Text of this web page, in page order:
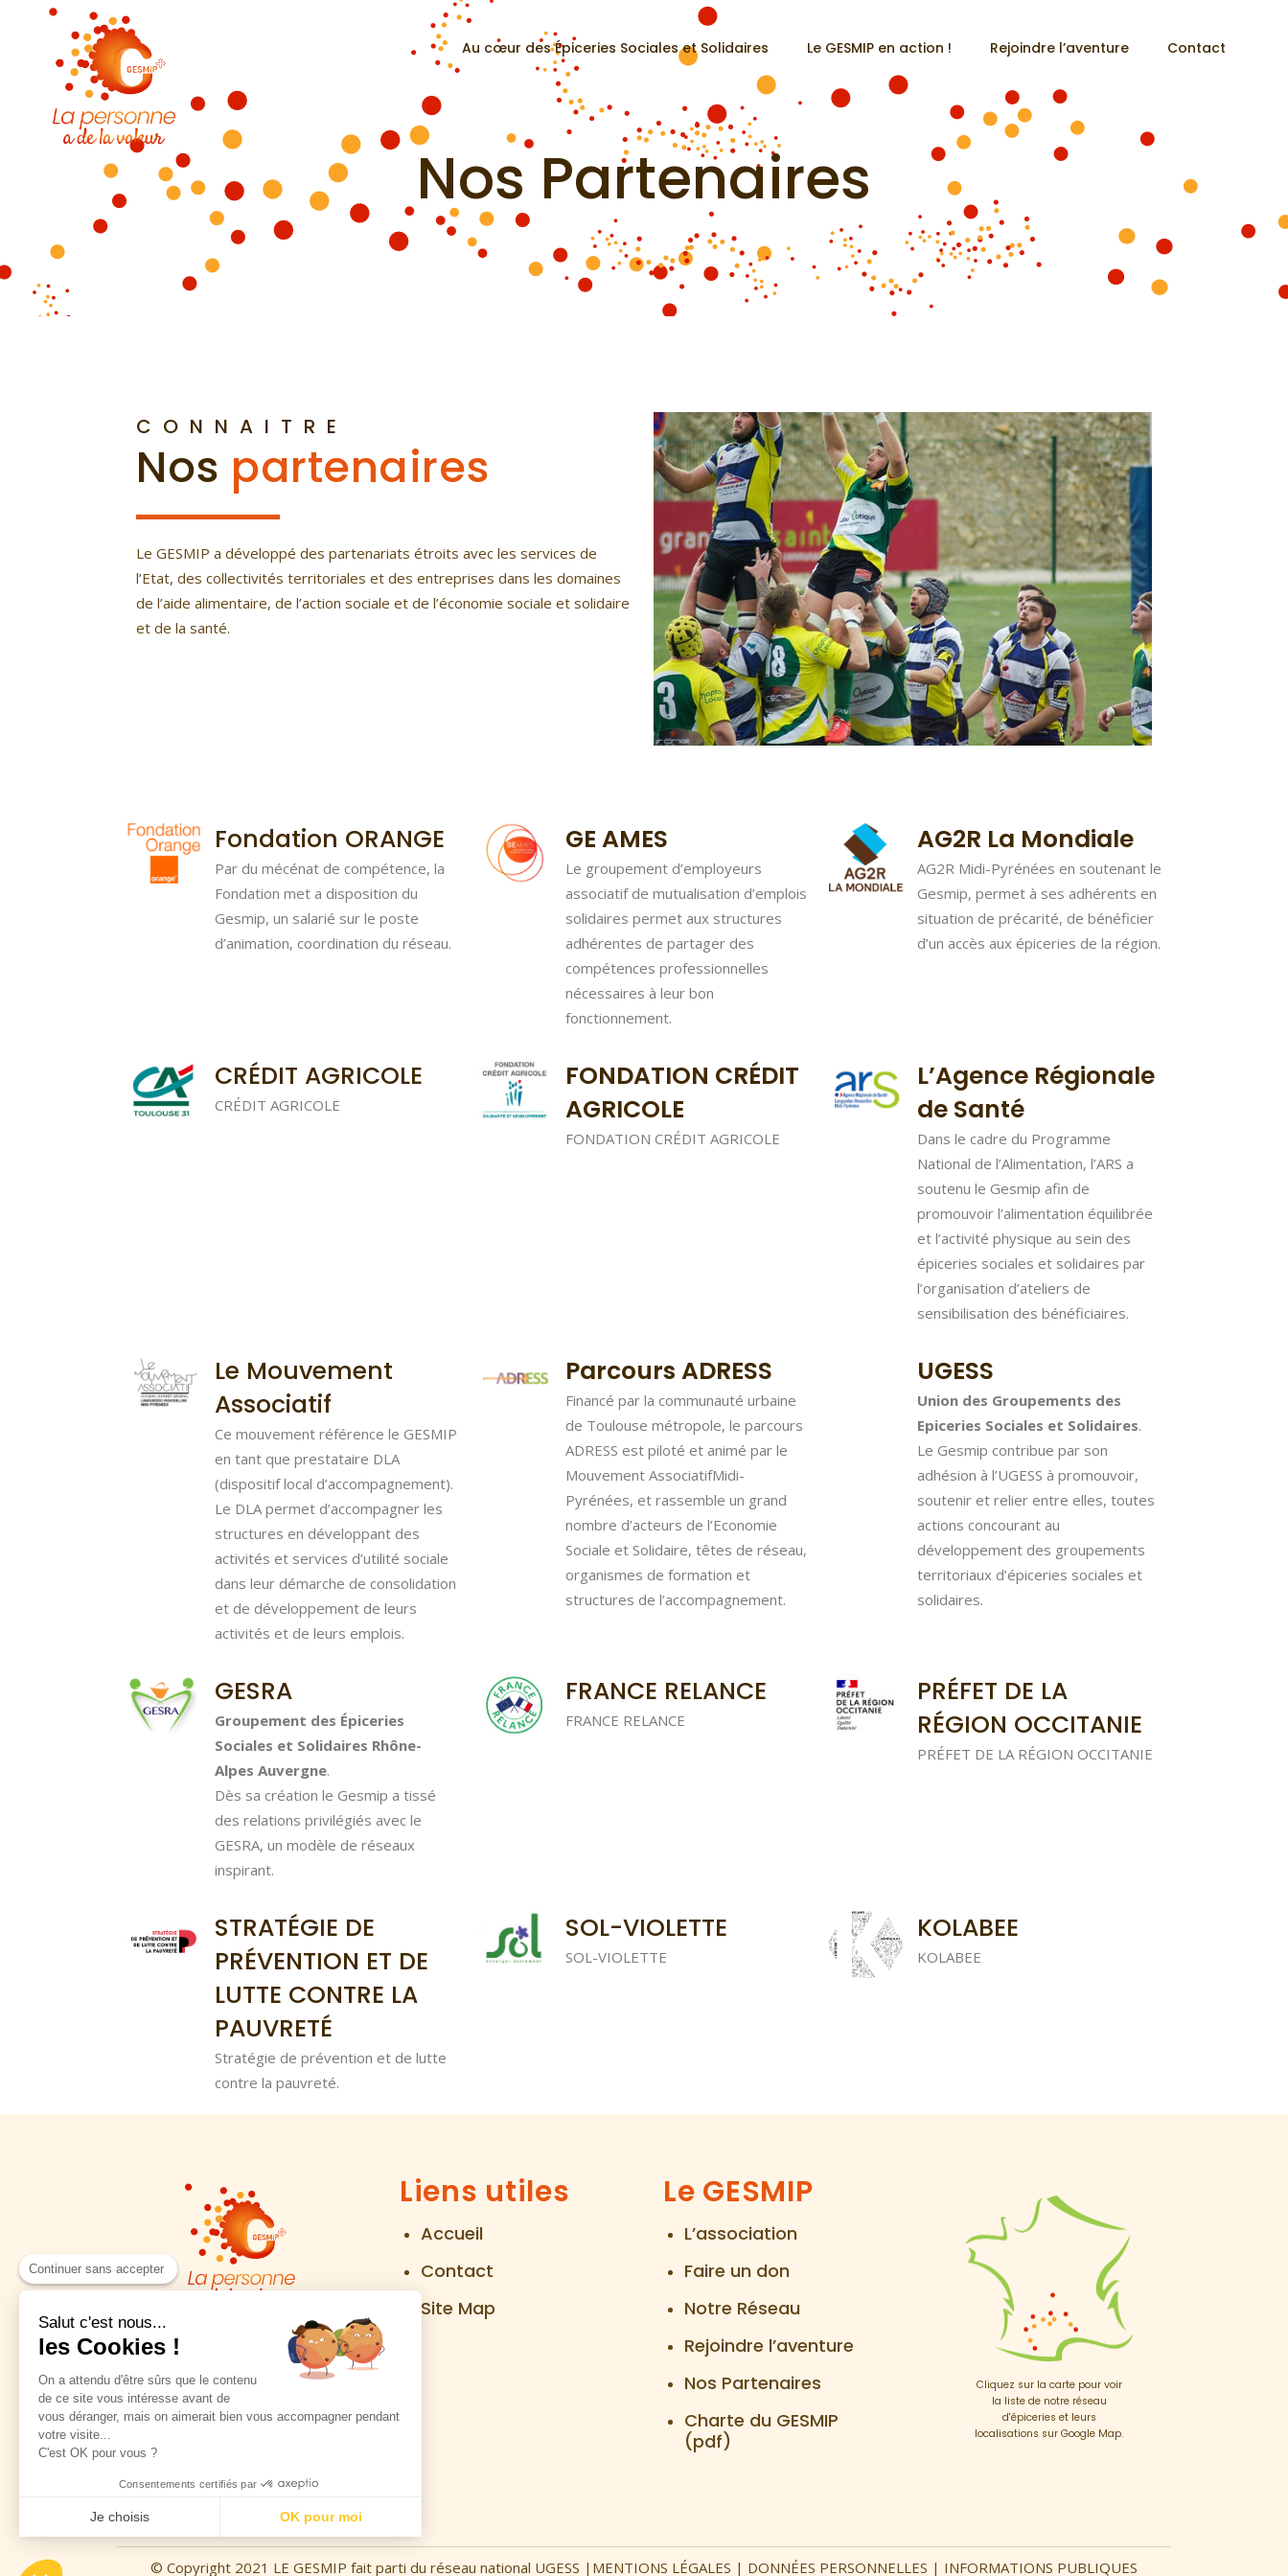
Au cœur des Épiceries Sociales et Solidaires Le GESMIP en action ! Rejoindre l’aventure Contact
Nos Partenaires
CONNAITRE
Nos partenaires
Le GESMIP a développé des partenariats étroits avec les services de
l’Etat, des collectivités territoriales et des entreprises dans les domaines
de l’aide alimentaire, de l’action sociale et de l’économie sociale et solidaire
et de la santé.
Fondation ORANGE
Par du mécénat de compétence, la
Fondation met a disposition du
Gesmip, un salarié sur le poste
d’animation, coordination du réseau.
GE AMES
Le groupement d’employeurs
associatif de mutualisation d’emplois
solidaires permet aux structures
adhérentes de partager des
compétences professionnelles
nécessaires à leur bon
fonctionnement.
AG2R La Mondiale
AG2R Midi-Pyrénées en soutenant le
Gesmip, permet à ses adhérents en
situation de précarité, de bénéficier
d’un accès aux épiceries de la région.
CRÉDIT AGRICOLE
CRÉDIT AGRICOLE
FONDATION CRÉDIT
AGRICOLE
FONDATION CRÉDIT AGRICOLE
L’Agence Régionale
de Santé
Dans le cadre du Programme
National de l’Alimentation, l’ARS a
soutenu le Gesmip afin de
promouvoir l’alimentation équilibrée
et l’activité physique au sein des
épiceries sociales et solidaires par
l’organisation d’ateliers de
sensibilisation des bénéficiaires.
Le Mouvement
Associatif
Ce mouvement référence le GESMIP
en tant que prestataire DLA
(dispositif local d’accompagnement).
Le DLA permet d’accompagner les
structures en développant des
activités et services d’utilité sociale
dans leur démarche de consolidation
et de développement de leurs
activités et de leurs emplois.
Parcours ADRESS
Financé par la communauté urbaine
de Toulouse métropole, le parcours
ADRESS est piloté et animé par le
Mouvement AssociatifMidi-
Pyrénées, et rassemble un grand
nombre d’acteurs de l’Economie
Sociale et Solidaire, têtes de réseau,
organismes de formation et
structures de l’accompagnement.
UGESS
Union des Groupements des
Epiceries Sociales et Solidaires.
Le Gesmip contribue par son
adhésion à l’UGESS à promouvoir,
soutenir et relier entre elles, toutes
actions concourant au
développement des groupements
territoriaux d’épiceries sociales et
solidaires.
GESRA
Groupement des Épiceries
Sociales et Solidaires Rhône-
Alpes Auvergne.
Dès sa création le Gesmip a tissé
des relations privilégiés avec le
GESRA, un modèle de réseaux
inspirant.
FRANCE RELANCE
FRANCE RELANCE
PRÉFET DE LA
RÉGION OCCITANIE
PRÉFET DE LA RÉGION OCCITANIE
STRATÉGIE DE
PRÉVENTION ET DE
LUTTE CONTRE LA
PAUVRETÉ
Stratégie de prévention et de lutte
contre la pauvreté.
SOL-VIOLETTE
SOL-VIOLETTE
KOLABEE
KOLABEE
Groupement des Épiceries
Sociales et Solidaires
de Midi-Pyrénnées
Rejoignez-nous sur
pour plus d’actualités :
Liens utiles
Accueil
Contact
Site Map
Le GESMIP
L’association
Faire un don
Notre Réseau
Rejoindre l’aventure
Nos Partenaires
Charte du GESMIP
(pdf)
Cliquez sur la carte pour voir
la liste de notre réseau
d'épiceries et leurs
localisations sur Google Map.
© Copyright 2021 LE GESMIP fait parti du réseau national UGESS | MENTIONS LÉGALES | DONNÉES PERSONNELLES | INFORMATIONS PUBLIQUES
Continuer sans accepter
Salut c'est nous...
les Cookies !
On a attendu d'être sûrs que le contenu
de ce site vous intéresse avant de
vous déranger, mais on aimerait bien vous accompagner pendant
votre visite...
C'est OK pour vous ?
Consentements certifiés par
Je choisis OK pour moi
Axeptio consent
Plateforme de Gestion du Consentement : Personnalisez vos Options